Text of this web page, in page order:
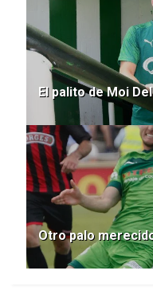
El palito de Moi
Otro palo